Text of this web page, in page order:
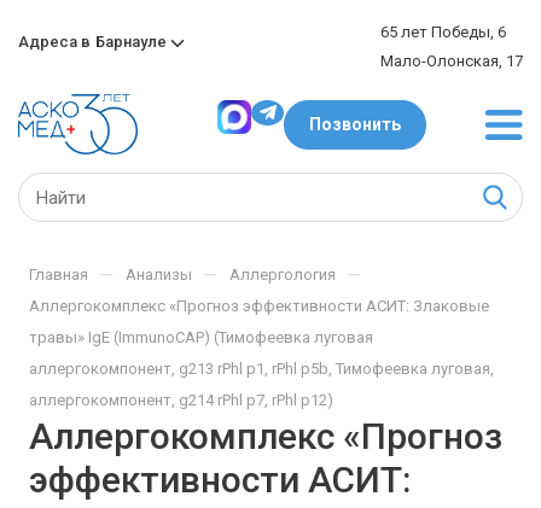
Адреса в Барнауле
65 лет Победы, 6
Мало-Олонская, 17
Позвонить
Аллергокомплекс «Прогноз
эффективности АСИТ:
Главная — Анализы — Аллергология —
Аллергокомплекс «Прогноз эффективности АСИТ: Злаковые
травы» IgE (ImmunoCAP) (Тимофеевка луговая
аллергокомпонент, g213 rPhl p1, rPhl p5b, Тимофеевка луговая,
аллергокомпонент, g214 rPhl p7, rPhl p12)